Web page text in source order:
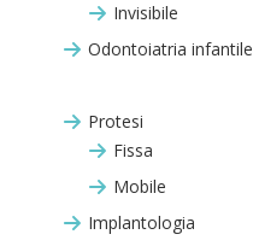
Invisibile
Odontoiatria infantile
Protesi
Fissa
Mobile
Implantologia